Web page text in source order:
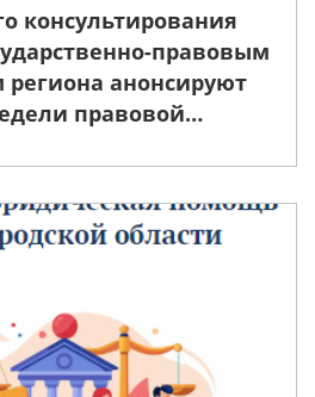
консультирования
правовым
анонсируют
правовой